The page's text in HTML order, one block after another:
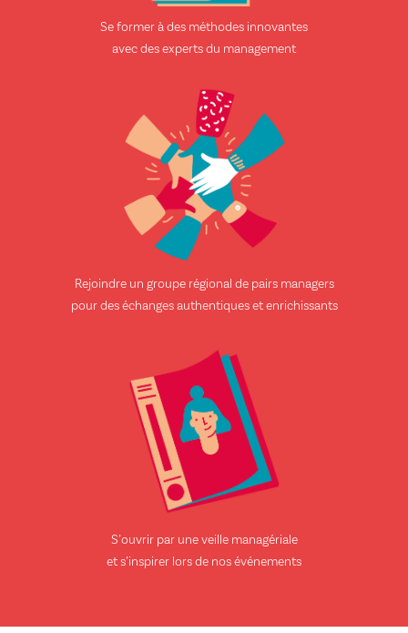
Se former à des méthodes innovantes
avec des experts du management
Rejoindre un groupe régional de pairs managers
pour des échanges authentiques et enrichissants
S’ouvrir par une veille managériale
et s’inspirer lors de nos événements